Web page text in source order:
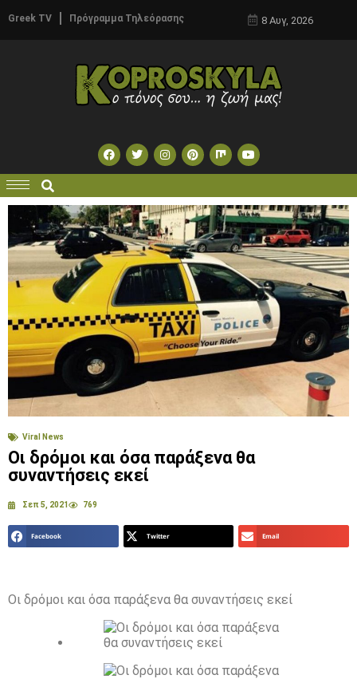
Greek TV Πρόγραμμα Τηλεόρασης 8 Αυγ, 2026
Viral News
Οι δρόμοι και όσα παράξενα θα
συναντήσεις εκεί
Σεπ 5, 2021 769
Facebook Twitter Email
Οι δρόμοι και όσα παράξενα θα συναντήσεις εκεί